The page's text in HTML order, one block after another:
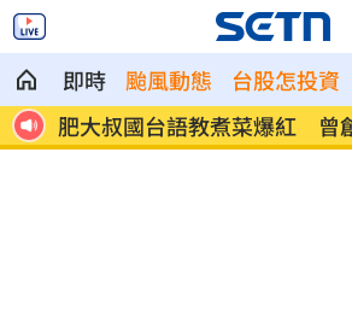
即時 颱風動態 台股怎投資
點
肥大叔國台語教煮菜爆紅 曾